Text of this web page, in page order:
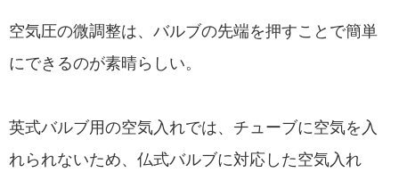
空気圧の微調整は、バルブの先端を押すことで簡単
にできるのが素晴らしい。
英式バルブ用の空気入れでは、チューブに空気を入
れられないため、仏式バルブに対応した空気入れ